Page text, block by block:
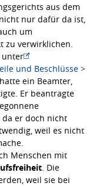
aus dem
nur dafür da ist,
um
zu verwirklichen.
unter
und Beschlüsse >
hatte ein Beamter,
Er beantragte
da er doch nicht
weil es nicht
Menschen mit
. Die
weil sie bei